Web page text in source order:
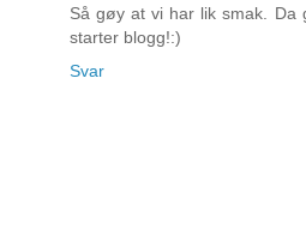
Så gøy at vi har lik smak. Da
starter blogg!:)
Svar